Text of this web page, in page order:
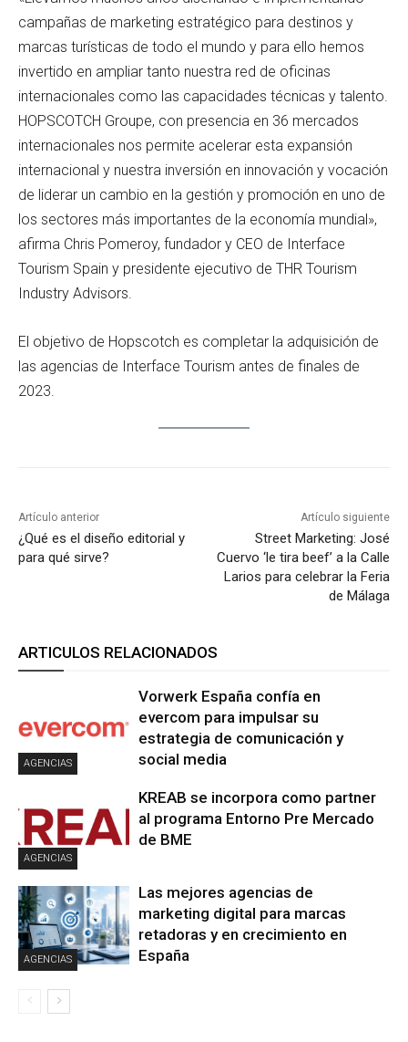
campañas de marketing estratégico para destinos y
marcas turísticas de todo el mundo y para ello hemos
invertido en ampliar tanto nuestra red de oficinas
internacionales como las capacidades técnicas y talento.
HOPSCOTCH Groupe, con presencia en 36 mercados
internacionales nos permite acelerar esta expansión
internacional y nuestra inversión en innovación y vocación
de liderar un cambio en la gestión y promoción en uno de
los sectores más importantes de la economía mundial»,
afirma Chris Pomeroy, fundador y CEO de Interface
Tourism Spain y presidente ejecutivo de THR Tourism
Industry Advisors.
El objetivo de Hopscotch es completar la adquisición de
las agencias de Interface Tourism antes de finales de
2023.
Artículo anterior
¿Qué es el diseño editorial y
para qué sirve?
Artículo siguiente
Street Marketing: José
Cuervo ‘le tira beef’ a la Calle
Larios para celebrar la Feria
de Málaga
ARTICULOS RELACIONADOS
AGENCIAS
Vorwerk España confía en
evercom para impulsar su
estrategia de comunicación y
social media
AGENCIAS
KREAB se incorpora como partner
al programa Entorno Pre Mercado
de BME
AGENCIAS
Las mejores agencias de
marketing digital para marcas
retadoras y en crecimiento en
España